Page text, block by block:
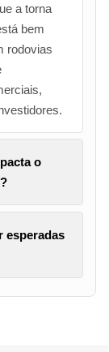
a torna
bem
rodovias
o
esperadas